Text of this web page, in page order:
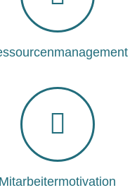
Mitarbeitermotivation